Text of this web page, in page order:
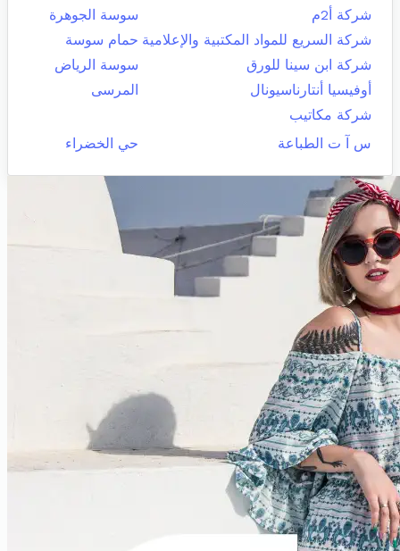
شركة أ2م
سوسة الجوهرة
شركة السريع للمواد المكتبية والإعلامية حمام سوسة
شركة ابن سينا للورق
سوسة الرياض
أوفيسيا أنتارناسيونال
المرسى
شركة مكاتيب
س آ ت الطباعة
حي الخضراء